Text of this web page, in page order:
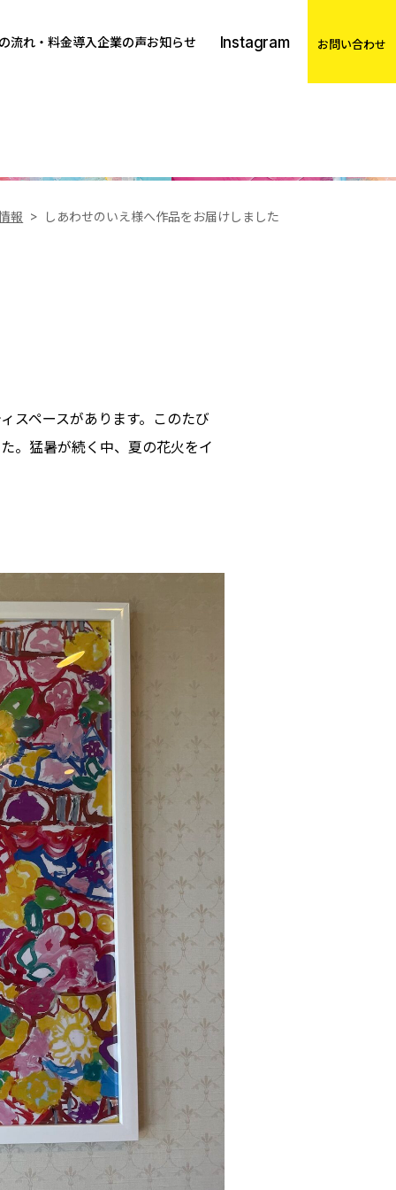
流れ・料金導入企業の声お知らせ Instagram お問い合わせ
報 しあわせのいえ様へ作品をお届けしました
スペースがあります。このたび
。猛暑が続く中、夏の花火をイ